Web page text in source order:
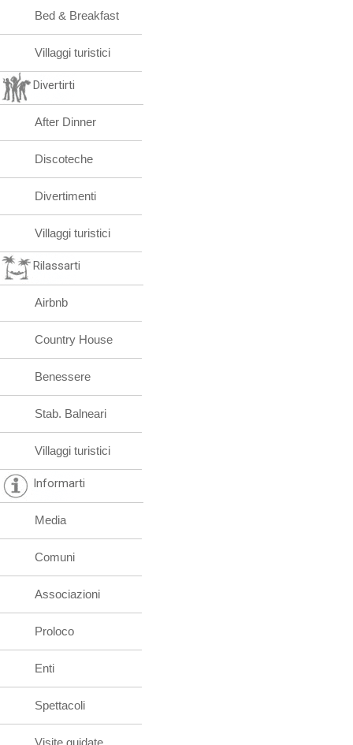
Bed & Breakfast
Villaggi turistici
Divertirti
After Dinner
Discoteche
Divertimenti
Villaggi turistici
Rilassarti
Airbnb
Country House
Benessere
Stab. Balneari
Villaggi turistici
Informarti
Media
Comuni
Associazioni
Proloco
Enti
Spettacoli
Visite guidate